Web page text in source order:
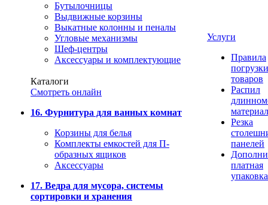
Бутылочницы
Выдвижные корзины
Выкатные колонны и пеналы
Угловые механизмы
Шеф-центры
Аксессуары и комплектующие
Каталоги
Смотреть онлайн
16. Фурнитура для ванных комнат
Корзины для белья
Комплекты емкостей для П-
образных ящиков
Аксессуары
17. Ведра для мусора, системы
сортировки и хранения
Услуги
Правила
погрузки
товаров
Распил
Резка
панелей
платная
упаковка